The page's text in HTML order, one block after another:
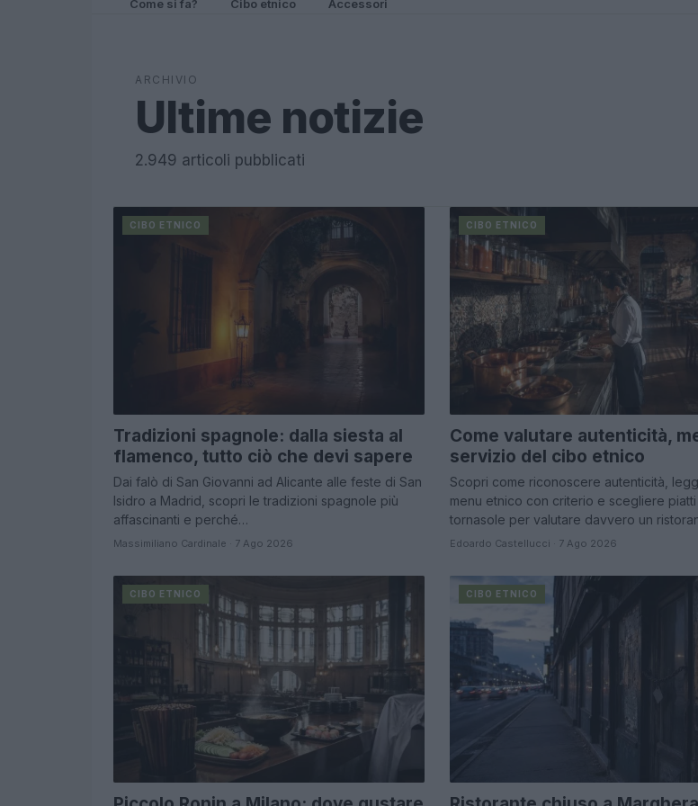
Come si fa? Cibo etnico Accessori
ARCHIVIO
Ultime notizie
2.949 articoli pubblicati
CIBO ETNICO
Tradizioni spagnole: dalla siesta al
flamenco, tutto ciò che devi sapere
Dai falò di San Giovanni ad Alicante alle feste di San
Isidro a Madrid, scopri le tradizioni spagnole più
affascinanti e perché…
Massimiliano Cardinale · 7 Ago 2026
CIBO ETNICO
Come valutare autenticità,
servizio del cibo etnico
Scopri come riconoscere autenticità,
menu etnico con criterio e scegliere
tornasole per valutare davvero un
Edoardo Castellucci · 7 Ago 2026
CIBO ETNICO CIBO ETNICO